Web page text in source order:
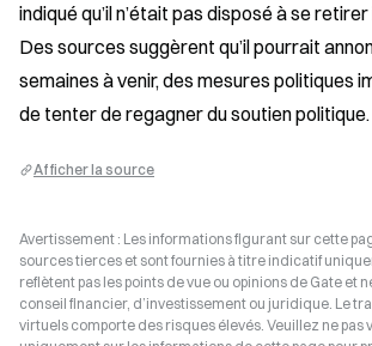
indiqué qu’il n’était pas disposé à se
Des sources suggèrent qu’il pourrait
semaines à venir, des mesures politiques
de tenter de regagner du soutien politique.
Afficher la source
Avertissement : Les informations figurant sur cette
sources tierces et sont fournies à titre indicatif
reflètent pas les points de vue ou opinions de Gate et
conseil financier, d’investissement ou juridique. Le
virtuels comporte des risques élevés. Veuillez ne pas